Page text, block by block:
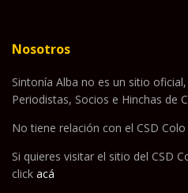
Nosotros
Sintonía Alba no es un sitio
Periodistas, Socios e Hinchas de
No tiene relación con el CSD
Si quieres visitar el sitio del CSD
click acá